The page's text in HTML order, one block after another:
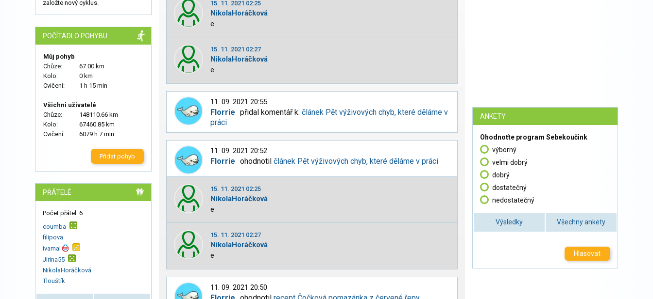
založte nový cyklus.
POČÍTADLO POHYBU
Můj pohyb
Chůze:
67.00 km
Kolo:
0 km
Cvičení:
1 h 15 min
Všichni uživatelé
Chůze:
148110.66 km
Kolo:
67460.85 km
Cvičení:
6079 h 7 min
Přidat pohyb
PŘÁTELÉ
Počet přátel: 6
coumba
filipova
ivamal
Jirina55
NikolaHoráčková
Tlouštík
15. 11. 2021 02:25
NikolaHoráčková
e
15. 11. 2021 02:27
NikolaHoráčková
e
11. 09. 2021 20:55
Florrie přidal komentář k:článek Pět výživových chyb, které děláme v
práci
11. 09. 2021 20:52
Florrie ohodnotilčlánek Pět výživových chyb, které děláme v práci
15. 11. 2021 02:25
NikolaHoráčková
e
15. 11. 2021 02:27
NikolaHoráčková
e
11. 09. 2021 20:50
ANKETY
Ohodnoťte program Sebekoučink
výborný
velmi dobrý
dobrý
dostatečný
nedostatečný
Výsledky Všechny ankety
Hlasovat